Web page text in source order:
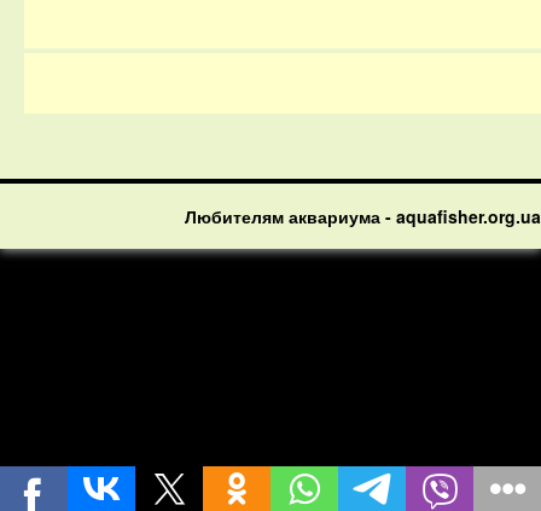
Любителям аквариума - aquafisher.org.ua